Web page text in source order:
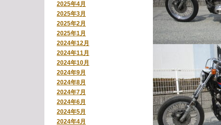
2025年4月
2025年3月
2025年2月
2025年1月
2024年12月
2024年11月
2024年10月
2024年9月
2024年8月
2024年7月
2024年6月
2024年5月
2024年4月